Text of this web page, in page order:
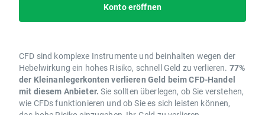
Konto eröffnen
CFD sind komplexe Instrumente und beinhalten wegen der
Hebelwirkung ein hohes Risiko, schnell Geld zu verlieren. 77%
der Kleinanlegerkonten verlieren Geld beim CFD-Handel
mit diesem Anbieter. Sie sollten überlegen, ob Sie verstehen,
wie CFDs funktionieren und ob Sie es sich leisten können,